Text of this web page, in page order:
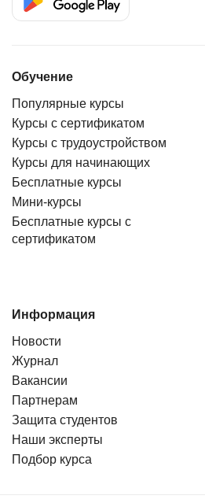
Обучение
Популярные курсы
Курсы с сертификатом
Курсы с трудоустройством
Курсы для начинающих
Бесплатные курсы
Мини-курсы
Бесплатные курсы с
сертификатом
Информация
Новости
Журнал
Вакансии
Партнерам
Защита студентов
Наши эксперты
Подбор курса